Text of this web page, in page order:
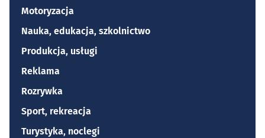
Motoryzacja
Nauka, edukacja, szkolnictwo
Produkcja, usługi
Reklama
Rozrywka
Sport, rekreacja
Turystyka, noclegi